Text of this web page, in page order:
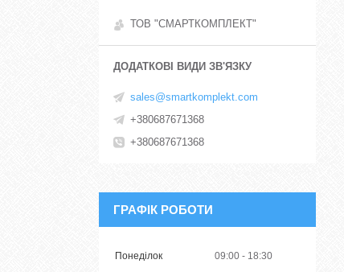
ТОВ "СМАРТКОМПЛЕКТ"
sales@smartkomplekt.com
+380687671368
+380687671368
ГРАФІК РОБОТИ
Понеділок 09:00 18:30